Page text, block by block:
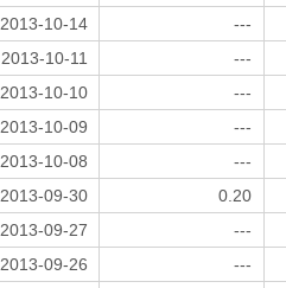
2013-10-14
---
2013-10-11
---
2013-10-10
---
2013-10-09
---
2013-10-08
---
2013-09-30
0.20
2013-09-27
---
2013-09-26
---